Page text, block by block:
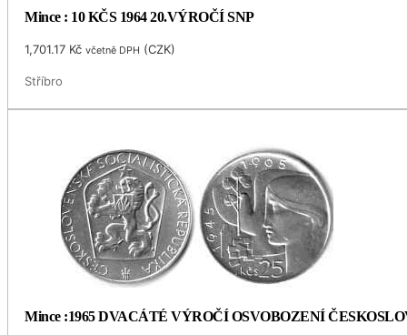
Mince : 10 KČS 1964 20.VÝROČÍ SNP
1,701.17 Kč včetně DPH (CZK)
Stříbro
Mince :1965 DVACÁTÉ VÝROČÍ OSVOBOZENÍ